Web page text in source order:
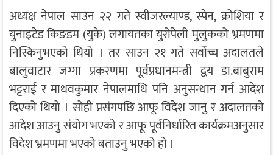
अध्यक्ष नेपाल साउन २२ गते स्वीजरल्याण्ड, स्पेन, क्रोशिया र
युनाइटेड किङडम (युके) लगायतका युरोपेली मुलुकको भ्रमणमा
निस्किनुभएको थियो । तर साउन २१ गते सर्वोच्च अदालतले
बालुवाटार जग्गा प्रकरणमा पूर्वप्रधानमन्त्री द्वय डा.बाबुराम
भट्टराई र माधवकुमार नेपालमाथि पनि अनुसन्धान गर्न आदेश
दिएको थियो । सोही प्रसंगपछि आफू विदेश जानु र अदालतको
आदेश आउनु संयोग भएको र आफू पूर्वनिर्धारित कार्यक्रमअनुसार
विदेश भ्रमणमा भएको बताउनु भएको हो ।